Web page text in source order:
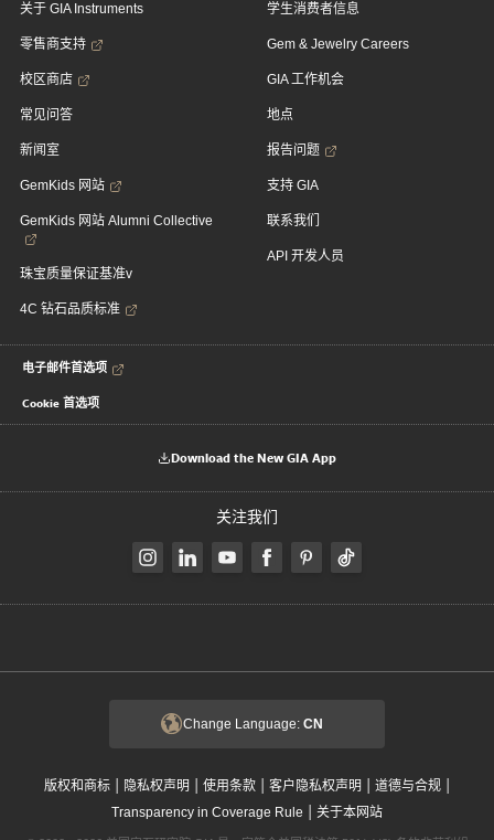
关于 GIA Instruments
零售商支持
校区商店
常见问答
新闻室
GemKids 网站
GemKids 网站 Alumni Collective
珠宝质量保证基准v
4C 钻石品质标准
学生消费者信息
Gem & Jewelry Careers
GIA 工作机会
地点
报告问题
支持 GIA
联系我们
API 开发人员
电子邮件首选项
Cookie 首选项
Download the New GIA App
关注我们
Change Language: CN
版权和商标 | 隐私权声明 | 使用条款 | 客户隐私权声明 | 道德与合规 |
Transparency in Coverage Rule | 关于本网站